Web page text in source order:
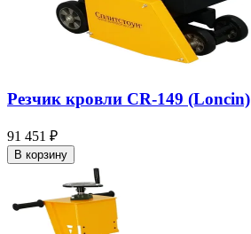
Резчик кровли CR-149 (Loncin)
91 451 ₽
В корзину